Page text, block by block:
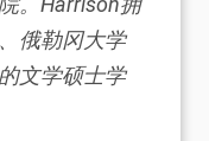
俄勒冈大学
文学硕士学